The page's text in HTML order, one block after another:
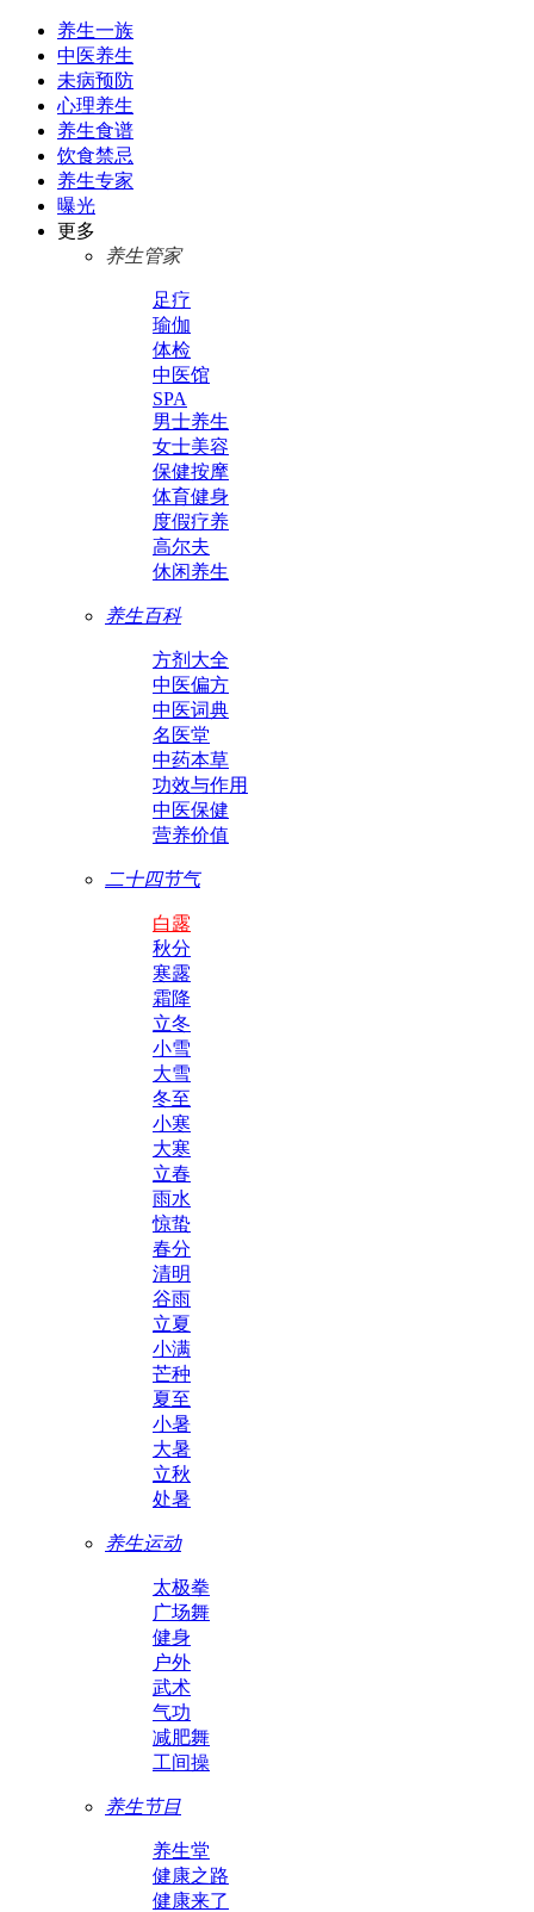
养生一族
中医养生
未病预防
心理养生
养生食谱
饮食禁忌
养生专家
曝光
更多
养生管家
足疗
瑜伽
体检
中医馆
SPA
男士养生
女士美容
保健按摩
体育健身
度假疗养
高尔夫
休闲养生
养生百科
方剂大全
中医偏方
中医词典
名医堂
中药本草
功效与作用
中医保健
营养价值
二十四节气
白露
秋分
寒露
霜降
立冬
小雪
大雪
冬至
小寒
大寒
立春
雨水
惊蛰
春分
清明
谷雨
立夏
小满
芒种
夏至
小暑
大暑
立秋
处暑
养生运动
太极拳
广场舞
健身
户外
武术
气功
减肥舞
工间操
养生节目
养生堂
健康之路
健康来了